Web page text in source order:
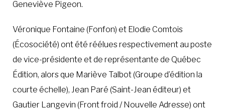
Geneviève Pigeon.
Véronique Fontaine (Fonfon) et Elodie Comtois
(Écosociété) ont été réélues respectivement au poste
de vice-présidente et de représentante de Québec
Édition, alors que Mariève Talbot (Groupe d’édition la
courte échelle), Jean Paré (Saint-Jean éditeur) et
Gautier Langevin (Front froid / Nouvelle Adresse) ont